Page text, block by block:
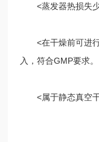
<蒸发器热损失少
<在干燥前可进行
入，符合GMP要求。
<属于静态真空干